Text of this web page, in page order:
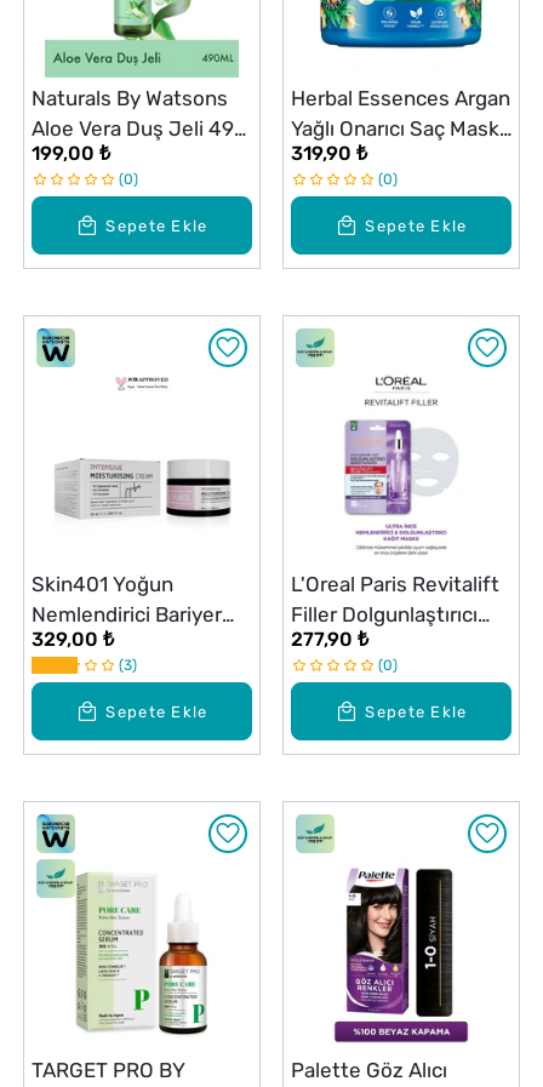
Sepete Ekle
Naturals By Watsons
Aloe Vera Duş Jeli 490
ml
199,00 ₺
0
Sepete Ekle
Herbal Essences Argan
Yağlı Onarıcı Saç Maske
300 ml
319,90 ₺
0
Sepete Ekle
Skin401 Yoğun
Nemlendirici Bariyer
Güçlendirici Onarıcı
Bakım Kremi 50 ml
329,00 ₺
3
Sepete Ekle
L'Oreal Paris Revitalift
Filler Dolgunlaştırıcı
Serum Maske
277,90 ₺
0
TARGET PRO BY
Palette Göz Alıcı